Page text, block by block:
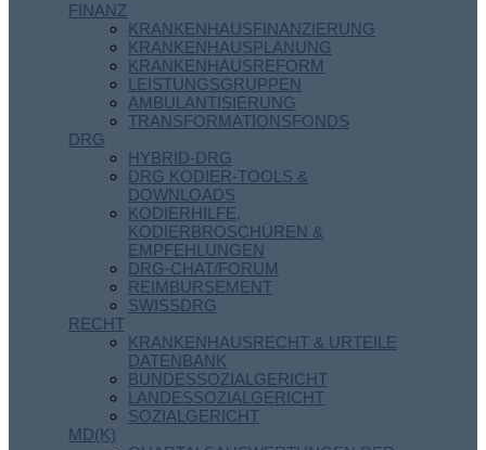
FINANZ
KRANKENHAUSFINANZIERUNG
KRANKENHAUSPLANUNG
KRANKENHAUSREFORM
LEISTUNGSGRUPPEN
AMBULANTISIERUNG
TRANSFORMATIONSFONDS
DRG
HYBRID-DRG
DRG KODIER-TOOLS &
DOWNLOADS
KODIERHILFE,
KODIERBROSCHÜREN &
EMPFEHLUNGEN
DRG-CHAT/FORUM
REIMBURSEMENT
SWISSDRG
RECHT
KRANKENHAUSRECHT & URTEILE
DATENBANK
BUNDESSOZIALGERICHT
LANDESSOZIALGERICHT
SOZIALGERICHT
MD(K)